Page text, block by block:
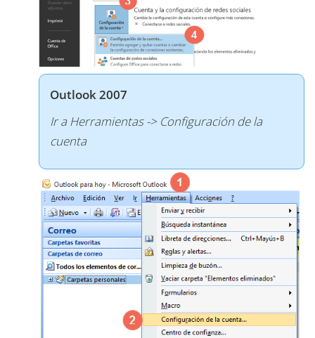
Outlook 2007
Ir a Herramientas -> Configuración de la
cuenta